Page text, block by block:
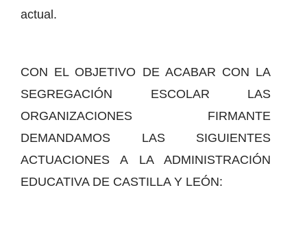
actual.
CON EL OBJETIVO DE ACABAR CON LA
SEGREGACIÓN ESCOLAR LAS
ORGANIZACIONES FIRMANTE
DEMANDAMOS LAS SIGUIENTES
ACTUACIONES A LA ADMINISTRACIÓN
EDUCATIVA DE CASTILLA Y LEÓN: